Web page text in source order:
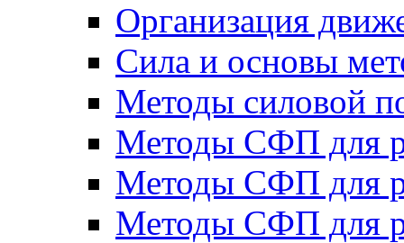
Организация
Сила и основы
Методы силовой
Методы СФП для
Методы СФП для
Методы СФП для